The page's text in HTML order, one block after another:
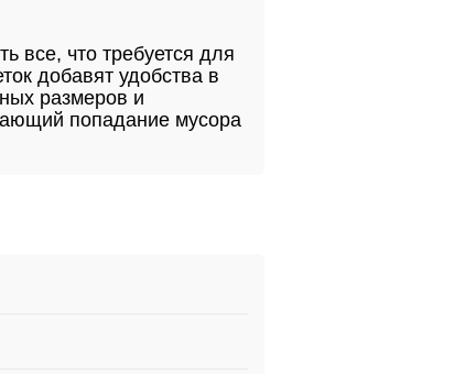
все, что требуется для
добавят удобства в
размеров и
попадание мусора